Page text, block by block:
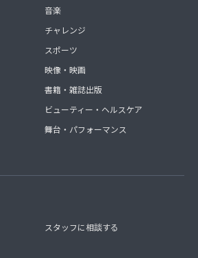
音楽
チャレンジ
スポーツ
映像・映画
書籍・雑誌出版
ビューティー・ヘルスケア
舞台・パフォーマンス
スタッフに相談する